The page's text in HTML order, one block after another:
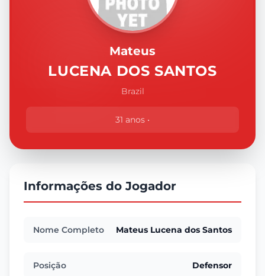
Mateus
LUCENA DOS SANTOS
Brazil
31 anos •
Informações do Jogador
Nome Completo Mateus Lucena dos Santos
Posição Defensor